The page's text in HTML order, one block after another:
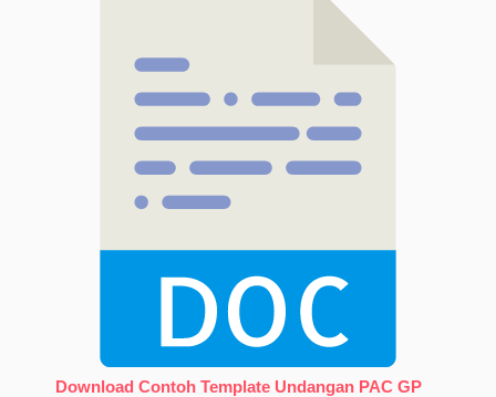
Download Contoh Template Undangan PAC GP